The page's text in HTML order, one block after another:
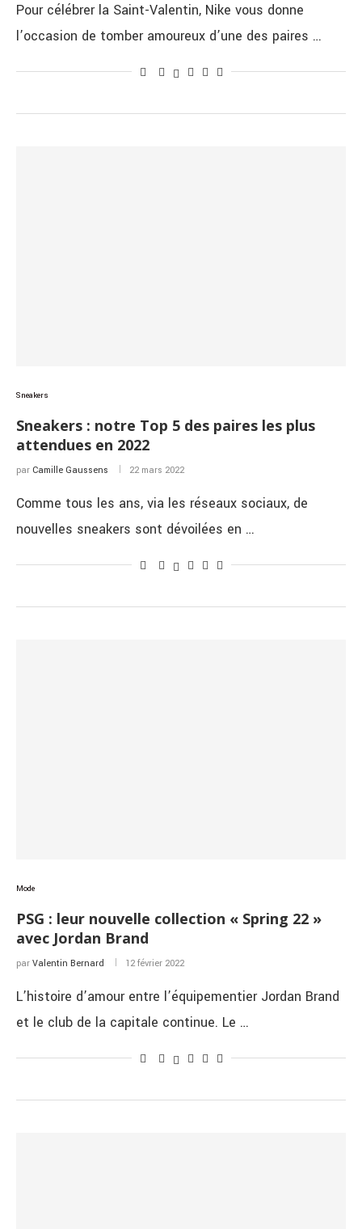
Pour célébrer la Saint-Valentin, Nike vous donne
l’occasion de tomber amoureux d’une des paires …
Sneakers
Sneakers : notre Top 5 des paires les plus
attendues en 2022
par Camille Gaussens 22 mars 2022
Comme tous les ans, via les réseaux sociaux, de
nouvelles sneakers sont dévoilées en …
Mode
PSG : leur nouvelle collection « Spring 22 »
avec Jordan Brand
par Valentin Bernard 12 février 2022
L’histoire d’amour entre l’équipementier Jordan Brand
et le club de la capitale continue. Le …